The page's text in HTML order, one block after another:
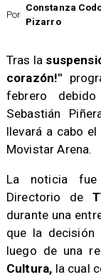
Por
Constanza
Pizarro
​Tras la
corazón!"
febrero
Sebastián
llevará a cabo el
Movistar Arena.
​La noticia fue
Directorio de
durante una
que la decisión
luego de una
Cultura, la cual